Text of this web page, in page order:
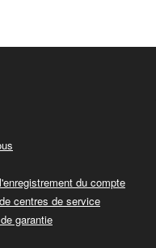
du compte
centres de service
garantie